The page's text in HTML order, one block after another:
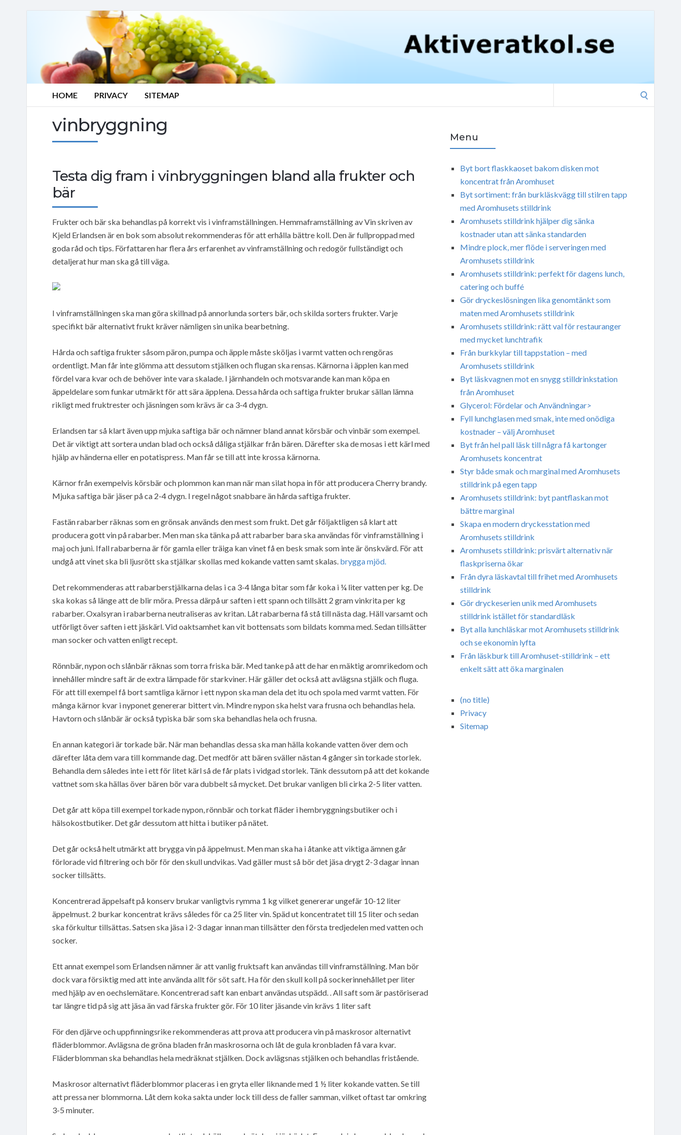
HOME PRIVACY SITEMAP
vinbryggning
Testa dig fram i vinbryggningen bland alla frukter och
bär
Frukter och bär ska behandlas på korrekt vis i vinframställningen. Hemmaframställning av Vin skriven av
Kjeld Erlandsen är en bok som absolut rekommenderas för att erhålla bättre koll. Den är fullproppad med
goda råd och tips. Författaren har flera års erfarenhet av vinframställning och redogör fullständigt och
detaljerat hur man ska gå till väga.
I vinframställningen ska man göra skillnad på annorlunda sorters bär, och skilda sorters frukter. Varje
specifikt bär alternativt frukt kräver nämligen sin unika bearbetning.
Hårda och saftiga frukter såsom päron, pumpa och äpple måste sköljas i varmt vatten och rengöras
ordentligt. Man får inte glömma att dessutom stjälken och flugan ska rensas. Kärnorna i äpplen kan med
fördel vara kvar och de behöver inte vara skalade. I järnhandeln och motsvarande kan man köpa en
äppeldelare som funkar utmärkt för att sära äpplena. Dessa hårda och saftiga frukter brukar sällan lämna
rikligt med fruktrester och jäsningen som krävs är ca 3-4 dygn.
Erlandsen tar så klart även upp mjuka saftiga bär och nämner bland annat körsbär och vinbär som exempel.
Det är viktigt att sortera undan blad och också dåliga stjälkar från bären. Därefter ska de mosas i ett kärl med
hjälp av händerna eller en potatispress. Man får se till att inte krossa kärnorna.
Kärnor från exempelvis körsbär och plommon kan man när man silat hopa in för att producera Cherry brandy.
Mjuka saftiga bär jäser på ca 2-4 dygn. I regel något snabbare än hårda saftiga frukter.
Fastän rabarber räknas som en grönsak används den mest som frukt. Det går följaktligen så klart att
producera gott vin på rabarber. Men man ska tänka på att rabarber bara ska användas för vinframställning i
maj och juni. Ifall rabarberna är för gamla eller träiga kan vinet få en besk smak som inte är önskvärd. För att
undgå att vinet ska bli ljusrött ska stjälkar skollas med kokande vatten samt skalas. brygga mjöd.
Det rekommenderas att rabarberstjälkarna delas i ca 3-4 långa bitar som får koka i ¼ liter vatten per kg. De
ska kokas så länge att de blir möra. Pressa därpå ur saften i ett spann och tillsätt 2 gram vinkrita per kg
rabarber. Oxalsyran i rabarberna neutraliseras av kritan. Låt rabarberna få stå till nästa dag. Häll varsamt och
utförligt över saften i ett jäskärl. Vid oaktsamhet kan vit bottensats som bildats komma med. Sedan tillsätter
man socker och vatten enligt recept.
Rönnbär, nypon och slånbär räknas som torra friska bär. Med tanke på att de har en mäktig aromrikedom och
innehåller mindre saft är de extra lämpade för starkviner. Här gäller det också att avlägsna stjälk och fluga.
För att till exempel få bort samtliga kärnor i ett nypon ska man dela det itu och spola med varmt vatten. För
många kärnor kvar i nyponet genererar bittert vin. Mindre nypon ska helst vara frusna och behandlas hela.
Havtorn och slånbär är också typiska bär som ska behandlas hela och frusna.
En annan kategori är torkade bär. När man behandlas dessa ska man hälla kokande vatten över dem och
därefter låta dem vara till kommande dag. Det medför att bären sväller nästan 4 gånger sin torkade storlek.
Behandla dem således inte i ett för litet kärl så de får plats i vidgad storlek. Tänk dessutom på att det kokande
vattnet som ska hällas över bären bör vara dubbelt så mycket. Det brukar vanligen bli cirka 2-5 liter vatten.
Det går att köpa till exempel torkade nypon, rönnbär och torkat fläder i hembryggningsbutiker och i
hälsokostbutiker. Det går dessutom att hitta i butiker på nätet.
Det går också helt utmärkt att brygga vin på äppelmust. Men man ska ha i åtanke att viktiga ämnen går
förlorade vid filtrering och bör för den skull undvikas. Vad gäller must så bör det jäsa drygt 2-3 dagar innan
socker tillsätts.
Koncentrerad äppelsaft på konserv brukar vanligtvis rymma 1 kg vilket genererar ungefär 10-12 liter
äppelmust. 2 burkar koncentrat krävs således för ca 25 liter vin. Späd ut koncentratet till 15 liter och sedan
ska förkultur tillsättas. Satsen ska jäsa i 2-3 dagar innan man tillsätter den första tredjedelen med vatten och
socker.
Ett annat exempel som Erlandsen nämner är att vanlig fruktsaft kan användas till vinframställning. Man bör
dock vara försiktig med att inte använda allt för söt saft. Ha för den skull koll på sockerinnehållet per liter
med hjälp av en oechslemätare. Koncentrerad saft kan enbart användas utspädd. . All saft som är pastöriserad
tar längre tid på sig att jäsa än vad färska frukter gör. För 10 liter jäsande vin krävs 1 liter saft
För den djärve och uppfinningsrike rekommenderas att prova att producera vin på maskrosor alternativt
fläderblommor. Avlägsna de gröna bladen från maskrosorna och låt de gula kronbladen få vara kvar.
Fläderblomman ska behandlas hela medräknat stjälken. Dock avlägsnas stjälken och behandlas fristående.
Maskrosor alternativt fläderblommor placeras i en gryta eller liknande med 1 ½ liter kokande vatten. Se till
att pressa ner blommorna. Låt dem koka sakta under lock till dess de faller samman, vilket oftast tar omkring
3-5 minuter.
Menu
Byt bort flaskkaoset bakom disken mot
koncentrat från Aromhuset
Byt sortiment: från burkläskvägg till stilren tapp
med Aromhusets stilldrink
Aromhusets stilldrink hjälper dig sänka
kostnader utan att sänka standarden
Mindre plock, mer flöde i serveringen med
Aromhusets stilldrink
Aromhusets stilldrink: perfekt för dagens lunch,
catering och buffé
Gör dryckeslösningen lika genomtänkt som
maten med Aromhusets stilldrink
Aromhusets stilldrink: rätt val för restauranger
med mycket lunchtrafik
Från burkkylar till tappstation – med
Aromhusets stilldrink
Byt läskvagnen mot en snygg stilldrinkstation
från Aromhuset
Glycerol: Fördelar och Användningar>
Fyll lunchglasen med smak, inte med onödiga
kostnader – välj Aromhuset
Byt från hel pall läsk till några få kartonger
Aromhusets koncentrat
Styr både smak och marginal med Aromhusets
stilldrink på egen tapp
Aromhusets stilldrink: byt pantflaskan mot
bättre marginal
Skapa en modern dryckesstation med
Aromhusets stilldrink
Aromhusets stilldrink: prisvärt alternativ när
flaskpriserna ökar
Från dyra läskavtal till frihet med Aromhusets
stilldrink
Gör dryckeserien unik med Aromhusets
stilldrink istället för standardläsk
Byt alla lunchläskar mot Aromhusets stilldrink
och se ekonomin lyfta
Från läskburk till Aromhuset-stilldrink – ett
enkelt sätt att öka marginalen
(no title)
Privacy
Sitemap